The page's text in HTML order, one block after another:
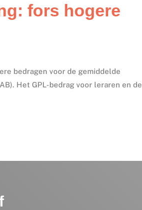
fors hogere
bedragen voor de gemiddelde
Het GPL-bedrag voor leraren en de